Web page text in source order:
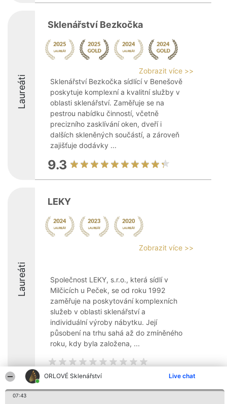
ORLOVÉ Sklenářství Live chat
07:43
Laureáti
Sklenářství Bezkočka
Zobrazit více >>
Sklenářství Bezkočka sídlící v Benešově
poskytuje komplexní a kvalitní služby v
oblasti sklenářství. Zaměřuje se na
pestrou nabídku činností, včetně
precizního zasklívání oken, dveří i
dalších skleněných součástí, a zároveň
zajišťuje dodávky ...
9.3
Laureáti
LEKY
Zobrazit více >>
Společnost LEKY, s.r.o., která sídlí v
Milčicích u Peček, se od roku 1992
zaměřuje na poskytování komplexních
služeb v oblasti sklenářství a
individuální výroby nábytku. Její
působení na trhu sahá až do zmíněného
roku, kdy byla založena, ...
Organizátor hlasování